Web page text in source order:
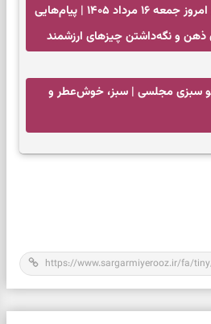
فال فرشتگان امروز جمعه ۱۶ مرداد ۱۴۰۵ | پیام‌هایی
ذهن و نگه‌داشتن چیزهای ارزشمند
سبزی مجلسی | سبز، خوش‌عطر و